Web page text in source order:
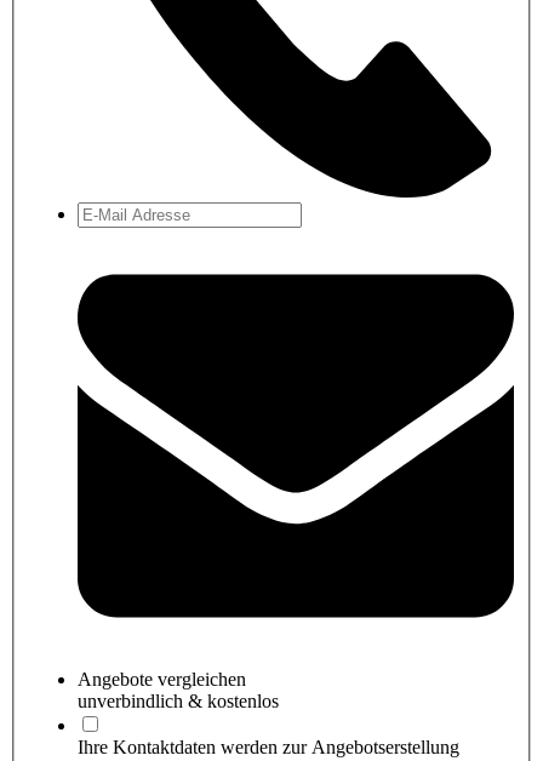
Angebote vergleichen
unverbindlich & kostenlos
Ihre Kontaktdaten werden zur Angebotserstellung